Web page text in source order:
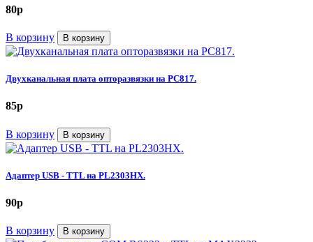
80p
В корзину В корзину
Двухканальная плата опторазвязки на PC817.
85p
В корзину В корзину
Адаптер USB - TTL на PL2303HX.
90p
В корзину В корзину